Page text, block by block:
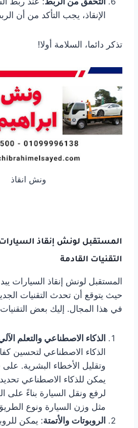
الإنقاذ، يجب التأكد من أن
تذكر دائما، السلامة أولا!
ونش انقاذ
المستقبل لونش إنقاذ
التقنيات القادمة
المستقبل لونش إنقاذ السيارات
حيث يتوقع أن تحدث التقنيات
في هذا المجال. إليك بعض
الذكاء الاصطناعي والتعلم
الذكاء الاصطناعي لتحسين
وتقليل الأخطاء البشرية. على
يمكن للذكاء الاصطناعي
لرفع ونقل السيارة بناءً على
مثل وزن السيارة ونوع
الروبوتات والأتمتة: يمكن